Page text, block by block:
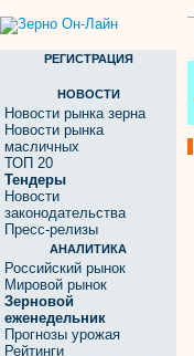
РЕГИСТРАЦИЯ
НОВОСТИ
Новости рынка зерна
Новости рынка
масличных
ТОП 20
Тендеры
Новости
законодательства
Пресс-релизы
АНАЛИТИКА
Российский рынок
Мировой рынок
Зерновой
еженедельник
Прогнозы урожая
Рейтинги